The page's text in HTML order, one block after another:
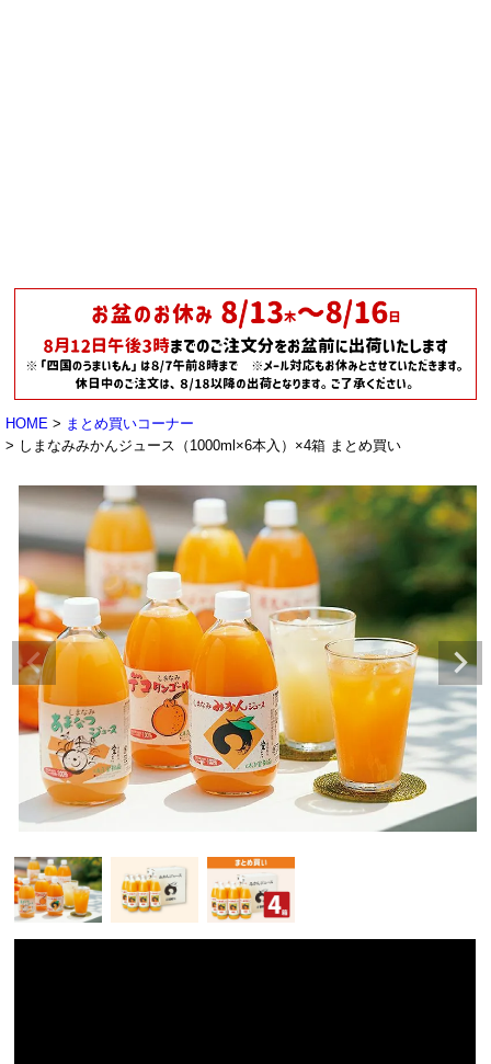
HOME
まとめ買いコーナー
しまなみみかんジュース（1000ml×6本入）×4箱 まとめ買い